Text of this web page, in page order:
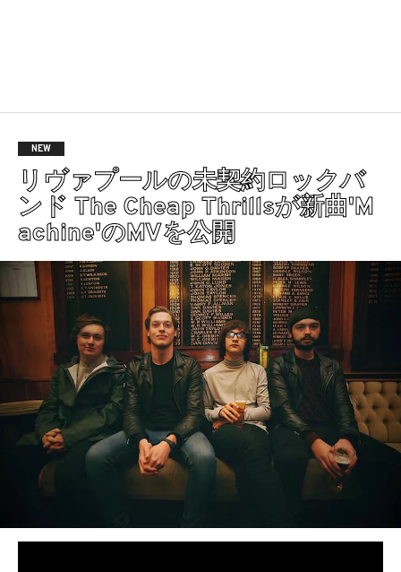
NEW
リヴァプールの未契約ロックバ
ンド The Cheap Thrillsが新曲'M
achine'のMVを公開